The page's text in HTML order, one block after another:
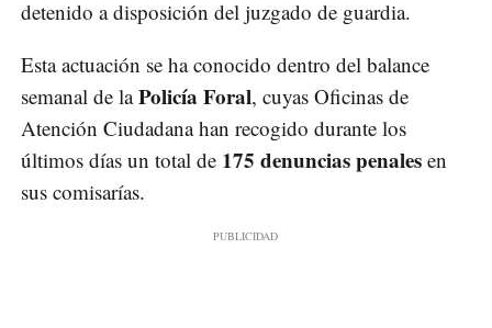
detenido a disposición del juzgado de guardia.
Esta actuación se ha conocido dentro del balance
semanal de laPolicía Foral, cuyas Oficinas de
Atención Ciudadana han recogido durante los
últimos días un total de 175 denuncias penales en
sus comisarías.